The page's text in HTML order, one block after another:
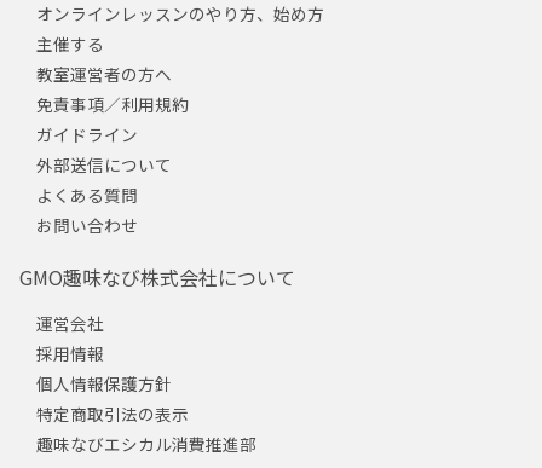
オンラインレッスンのやり方、始め方
主催する
教室運営者の方へ
免責事項／利用規約
ガイドライン
外部送信について
よくある質問
お問い合わせ
GMO趣味なび株式会社について
運営会社
採用情報
個人情報保護方針
特定商取引法の表示
趣味なびエシカル消費推進部